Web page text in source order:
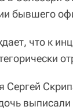
бывшего
что к
Сергей